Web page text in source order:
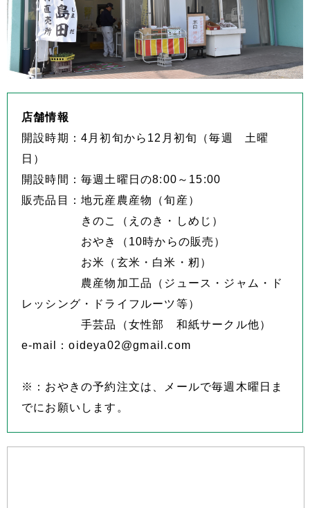
店舗情報
開設時期：4月初旬から12月初旬（毎週 土曜
日）
開設時間：毎週土曜日の8:00～15:00
販売品目：地元産農産物（旬産）
きのこ（えのき・しめじ）
おやき（10時からの販売）
お米（玄米・白米・籾）
農産物加工品（ジュース・ジャム・ド
レッシング・ドライフルーツ等）
手芸品（女性部 和紙サークル他）
e-mail：oideya02@gmail.com
※：おやきの予約注文は、メールで毎週木曜日ま
でにお願いします。